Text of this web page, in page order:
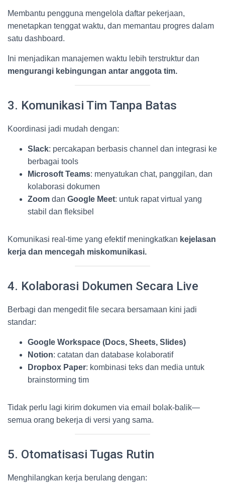
Membantu pengguna mengelola daftar pekerjaan,
menetapkan tenggat waktu, dan memantau progres dalam
satu dashboard.
Ini menjadikan manajemen waktu lebih terstruktur dan
mengurangi kebingungan antar anggota tim.
3. Komunikasi Tim Tanpa Batas
Koordinasi jadi mudah dengan:
Slack: percakapan berbasis channel dan integrasi ke
berbagai tools
Microsoft Teams: menyatukan chat, panggilan, dan
kolaborasi dokumen
Zoom dan Google Meet: untuk rapat virtual yang
stabil dan fleksibel
Komunikasi real-time yang efektif meningkatkan kejelasan
kerja dan mencegah miskomunikasi.
4. Kolaborasi Dokumen Secara Live
Berbagi dan mengedit file secara bersamaan kini jadi
standar:
Google Workspace (Docs, Sheets, Slides)
Notion: catatan dan database kolaboratif
Dropbox Paper: kombinasi teks dan media untuk
brainstorming tim
Tidak perlu lagi kirim dokumen via email bolak-balik—
semua orang bekerja di versi yang sama.
5. Otomatisasi Tugas Rutin
Menghilangkan kerja berulang dengan: